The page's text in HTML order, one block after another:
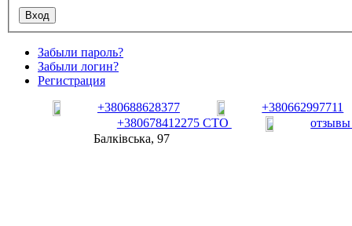
Забыли пароль?
Забыли логин?
Регистрация
+380688628377
+380662997711
+380678412275 СТО
Балківська, 97